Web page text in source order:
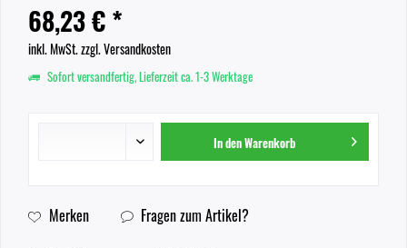
68,23 € *
inkl. MwSt.zzgl. Versandkosten
Sofort versandfertig, Lieferzeit ca. 1-3 Werktage
In denWarenkorb
Merken Fragen zum Artikel?